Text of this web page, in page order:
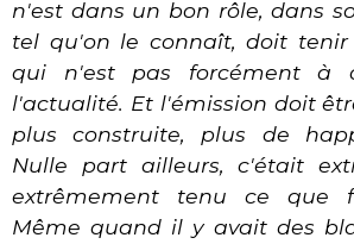
n'est dans un bon rôle, dans
tel qu'on le connaît, doit tenir
qui n'est pas forcément à
l'actualité. Et l'émission doit
plus construite, plus de
Nulle part ailleurs, c'était
extrêmement tenu ce que
Même quand il y avait des